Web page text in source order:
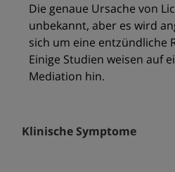
Die genaue Ursache von
unbekannt, aber es wird
sich um eine entzündliche
Einige Studien weisen auf
Mediation hin.
Klinische Symptome